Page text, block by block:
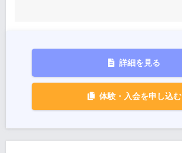
詳細を見る
体験・入会を申し込む